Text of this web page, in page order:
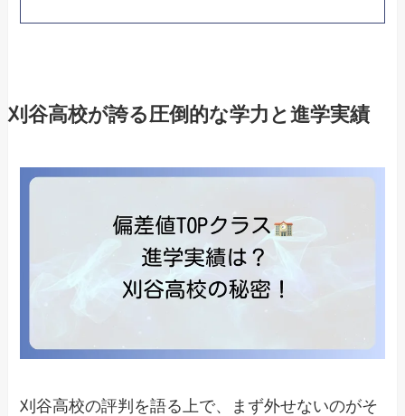
刈谷高校が誇る圧倒的な学力と進学実績
刈谷高校の評判を語る上で、まず外せないのがそ